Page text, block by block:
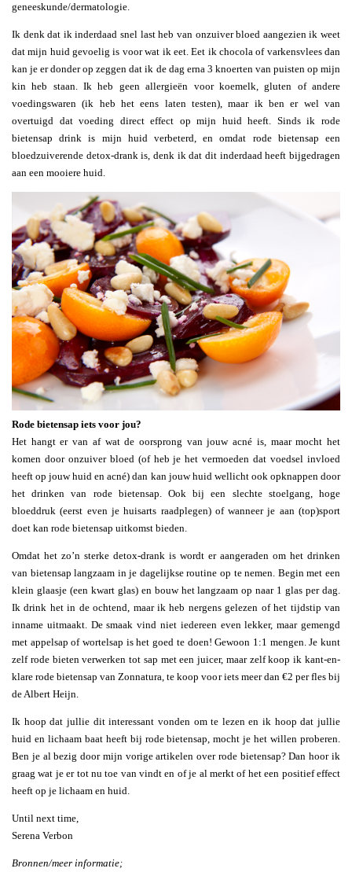
geneeskunde/dermatologie.
Ik denk dat ik inderdaad snel last heb van onzuiver bloed aangezien ik weet
dat mijn huid gevoelig is voor wat ik eet. Eet ik chocola of varkensvlees dan
kan je er donder op zeggen dat ik de dag erna 3 knoerten van puisten op mijn
kin heb staan. Ik heb geen allergieën voor koemelk, gluten of andere
voedingswaren (ik heb het eens laten testen), maar ik ben er wel van
overtuigd dat voeding direct effect op mijn huid heeft. Sinds ik rode
bietensap drink is mijn huid verbeterd, en omdat rode bietensap een
bloedzuiverende detox-drank is, denk ik dat dit inderdaad heeft bijgedragen
aan een mooiere huid.
Rode bietensap iets voor jou?
Het hangt er van af wat de oorsprong van jouw acné is, maar mocht het
komen door onzuiver bloed (of heb je het vermoeden dat voedsel invloed
heeft op jouw huid en acné) dan kan jouw huid wellicht ook opknappen door
het drinken van rode bietensap. Ook bij een slechte stoelgang, hoge
bloeddruk (eerst even je huisarts raadplegen) of wanneer je aan (top)sport
doet kan rode bietensap uitkomst bieden.
Omdat het zo’n sterke detox-drank is wordt er aangeraden om het drinken
van bietensap langzaam in je dagelijkse routine op te nemen. Begin met een
klein glaasje (een kwart glas) en bouw het langzaam op naar 1 glas per dag.
Ik drink het in de ochtend, maar ik heb nergens gelezen of het tijdstip van
inname uitmaakt. De smaak vind niet iedereen even lekker, maar gemengd
met appelsap of wortelsap is het goed te doen! Gewoon 1:1 mengen. Je kunt
zelf rode bieten verwerken tot sap met een juicer, maar zelf koop ik kant-en-
klare rode bietensap van Zonnatura, te koop voor iets meer dan €2 per fles bij
de Albert Heijn.
Ik hoop dat jullie dit interessant vonden om te lezen en ik hoop dat jullie
huid en lichaam baat heeft bij rode bietensap, mocht je het willen proberen.
Ben je al bezig door mijn vorige artikelen over rode bietensap? Dan hoor ik
graag wat je er tot nu toe van vindt en of je al merkt of het een positief effect
heeft op je lichaam en huid.
Until next time,
Serena Verbon
Bronnen/meer informatie;